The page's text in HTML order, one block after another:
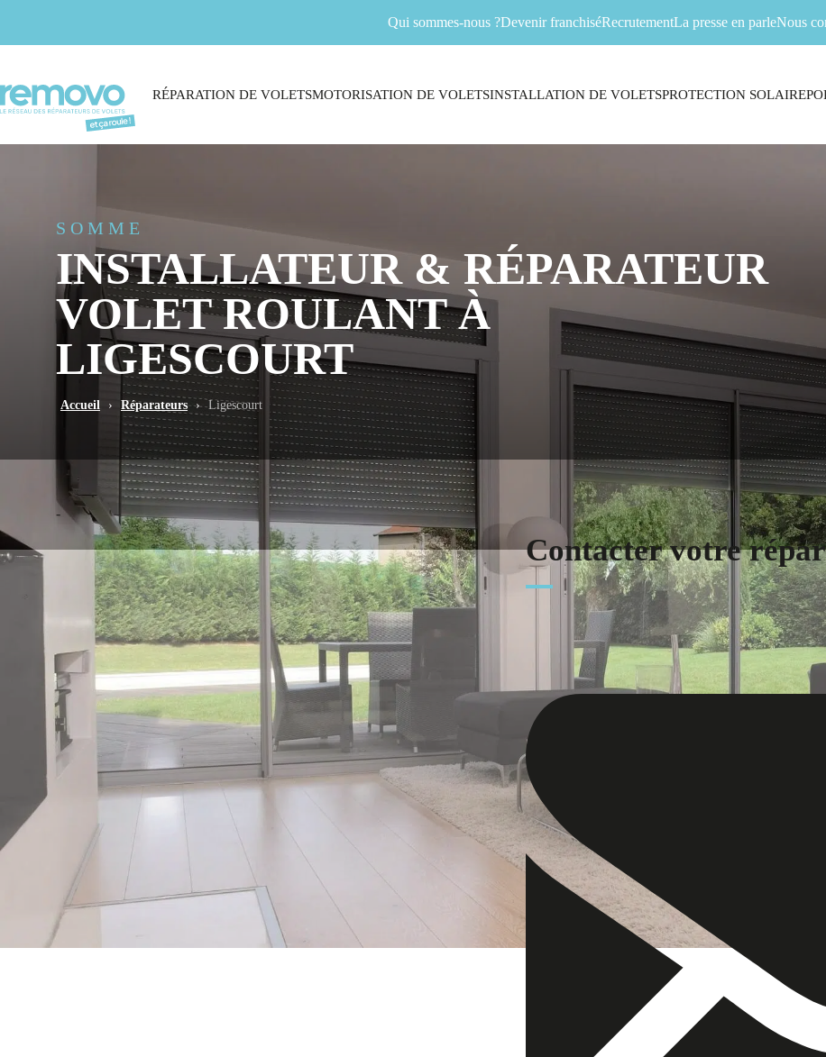
Qui sommes-nous ?Devenir franchiséRecrutementLa presse en parleNous
RÉPARATION DE VOLETSMOTORISATION DE VOLETSINSTALLATION DE VOLETSPROTECTION SOLAIRE
SOMME
INSTALLATEUR & RÉPARATEUR
VOLET ROULANT À
LIGESCOURT
Accueil › Réparateurs › Ligescourt
-
Contacter votre